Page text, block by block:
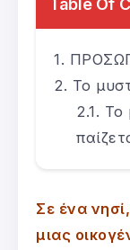
Το
Το
Σε ένα
μιας